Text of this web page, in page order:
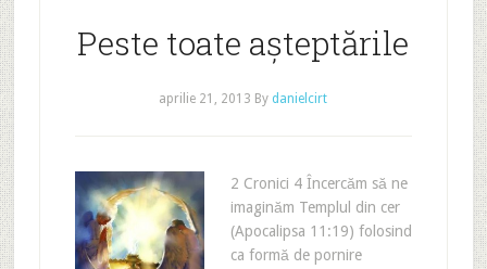
Peste toate așteptările
aprilie 21, 2013 By danielcirt
2 Cronici 4 Încercăm să ne
imaginăm Templul din cer
(Apocalipsa 11:19) folosind
ca formă de pornire